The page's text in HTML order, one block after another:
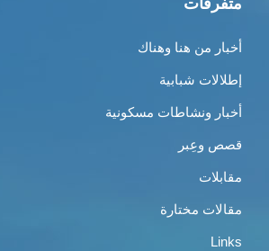
متفرقات
أخبار من هنا وهناك
إطلالات شبابية
أخبار ونشاطات مسكونية
قصص وعِبر
مقابلات
مقالات مختارة
Links